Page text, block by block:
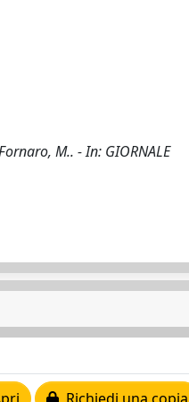
M.. - In: GIORNALE